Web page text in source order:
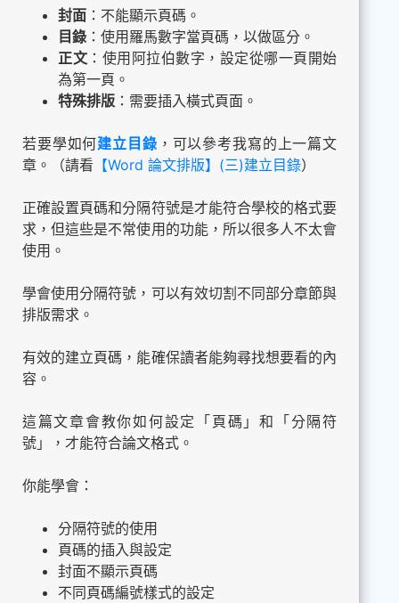
封面 ：不能顯示頁碼。
目錄 ：使用羅馬數字當頁碼，以做區分。
正文 ：使用阿拉伯數字，設定從哪一頁開始
為第一頁。
特殊排版 ：需要插入橫式頁面。
若要學如何建立目錄 ，可以參考我寫的上一篇文
章。（請看 【Word 論文排版】(三)建立目錄）
正確設置頁碼和分隔符號是才能符合學校的格式要
求，但這些是不常使用的功能，所以很多人不太會
使用。
學會使用分隔符號，可以有效切割不同部分章節與
排版需求。
有效的建立頁碼，能確保讀者能夠尋找想要看的內
容。
這篇文章會教你如何設定「頁碼」和「分隔符
號」，才能符合論文格式。
你能學會：
分隔符號的使用
頁碼的插入與設定
封面不顯示頁碼
不同頁碼編號樣式的設定